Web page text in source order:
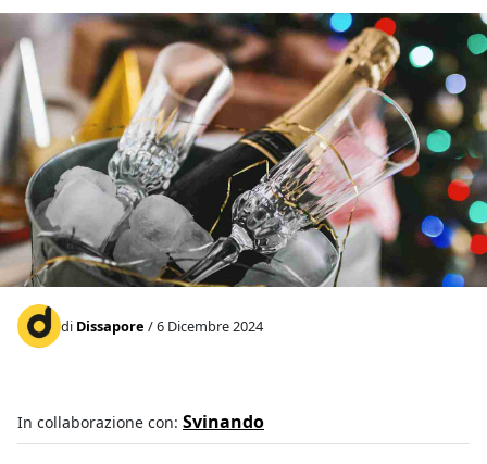
di Dissapore / 6 Dicembre 2024
In collaborazione con: Svinando